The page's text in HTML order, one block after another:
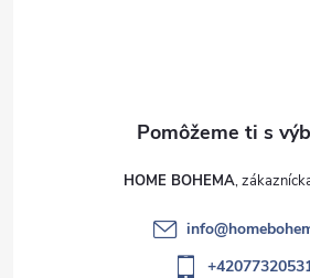
HOME BOHEMA
info@